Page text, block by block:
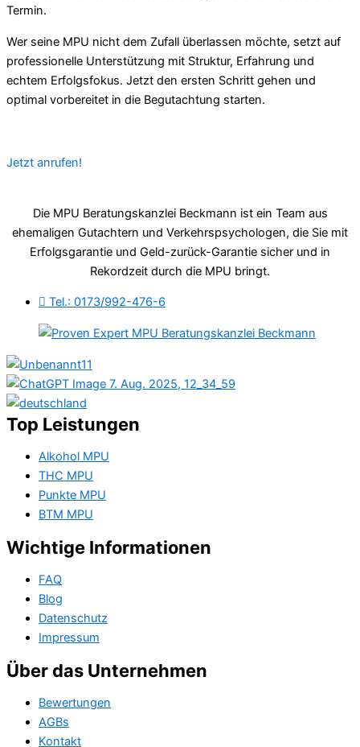
Termin.
Wer seine MPU nicht dem Zufall überlassen möchte, setzt auf
professionelle Unterstützung mit Struktur, Erfahrung und
echtem Erfolgsfokus. Jetzt den ersten Schritt gehen und
optimal vorbereitet in die Begutachtung starten.
Jetzt anrufen!
Die MPU Beratungskanzlei Beckmann ist ein Team aus
ehemaligen Gutachtern und Verkehrspsychologen, die Sie mit
Erfolgsgarantie und Geld-zurück-Garantie sicher und in
Rekordzeit durch die MPU bringt.
Tel.: 0173/992-476-6
Top Leistungen
Alkohol MPU
THC MPU
Punkte MPU
BTM MPU
Wichtige Informationen
FAQ
Blog
Datenschutz
Impressum
Über das Unternehmen
Bewertungen
AGBs
Kontakt